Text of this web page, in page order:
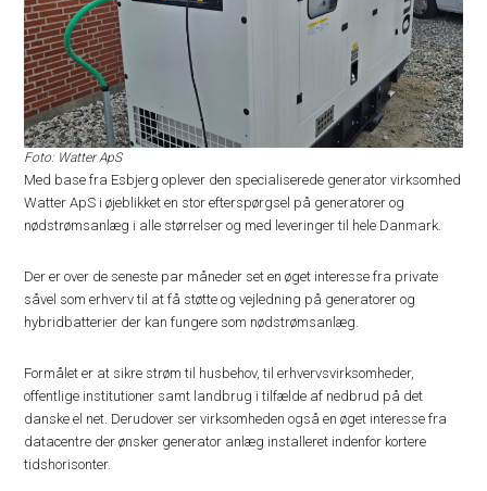
Foto: Watter ApS
Med base fra Esbjerg oplever den specialiserede generator virksomhed
Watter ApS i øjeblikket en stor efterspørgsel på generatorer og
nødstrømsanlæg i alle størrelser og med leveringer til hele Danmark.
Der er over de seneste par måneder set en øget interesse fra private
såvel som erhverv til at få støtte og vejledning på generatorer og
hybridbatterier der kan fungere som nødstrømsanlæg.
Formålet er at sikre strøm til husbehov, til erhvervsvirksomheder,
offentlige institutioner samt landbrug i tilfælde af nedbrud på det
danske el net. Derudover ser virksomheden også en øget interesse fra
datacentre der ønsker generator anlæg installeret indenfor kortere
tidshorisonter.